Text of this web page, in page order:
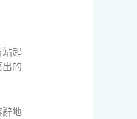
站起
的
辭地